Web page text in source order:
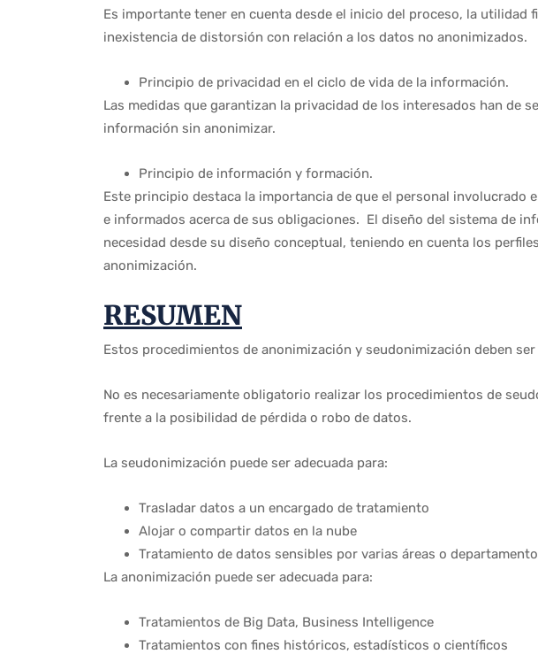
Es importante tener en cuenta desde el inicio del proceso, la utilidad
inexistencia de distorsión con relación a los datos no anonimizados.
Principio de privacidad en el ciclo de vida de la información.
Las medidas que garantizan la privacidad de los interesados han de
información sin anonimizar.
Principio de información y formación.
Este principio destaca la importancia de que el personal
e informados acerca de sus obligaciones. El diseño del sistema de
necesidad desde su diseño conceptual, teniendo en cuenta los
anonimización.
RESUMEN
Estos procedimientos de anonimización y seudonimización deben
No es necesariamente obligatorio realizar los procedimientos de
frente a la posibilidad de pérdida o robo de datos.
La seudonimización puede ser adecuada para:
Trasladar datos a un encargado de tratamiento
Alojar o compartir datos en la nube
Tratamiento de datos sensibles por varias áreas o
La anonimización puede ser adecuada para:
Tratamientos de Big Data, Business Intelligence
Tratamientos con fines históricos, estadísticos o científicos